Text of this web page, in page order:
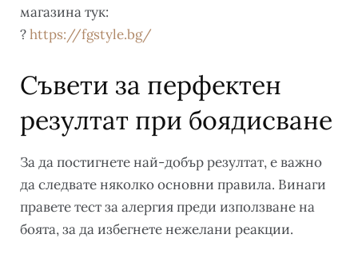
магазина тук:
?https://fgstyle.bg/
Съвети за перфектен
резултат при боядисване
За да постигнете най-добър резултат, е важно
да следвате няколко основни правила. Винаги
правете тест за алергия преди използване на
боята, за да избегнете нежелани реакции.